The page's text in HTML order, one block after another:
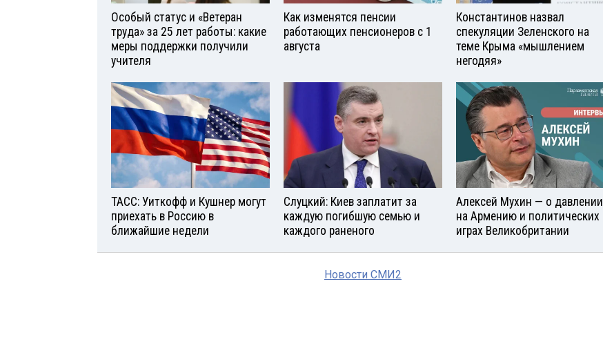
Особый статус и «Ветеран
труда» за 25 лет работы: какие
меры поддержки получили
учителя
Как изменятся пенсии
работающих пенсионеров с 1
августа
Константинов назвал
спекуляции Зеленского на
теме Крыма «мышлением
негодяя»
ТАСС: Уиткофф и Кушнер могут
приехать в Россию в
ближайшие недели
Слуцкий: Киев заплатит за
каждую погибшую семью и
каждого раненого
Алексей Мухин — о давлении
на Армению и политических
играх Великобритании
Новости СМИ2